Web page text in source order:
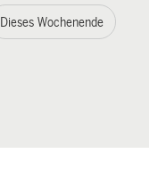
Dieses Wochenende